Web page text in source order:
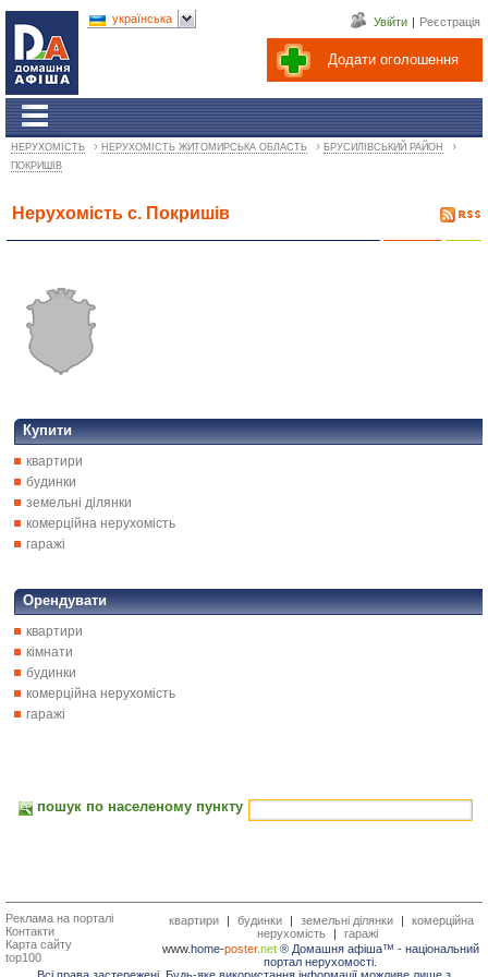
Додати оголошення
Увійти | Реєстрація
українська
НЕРУХОМІСТЬ › НЕРУХОМІСТЬ ЖИТОМИРСЬКА ОБЛАСТЬ › БРУСИЛІВСЬКИЙ РАЙОН ›
ПОКРИШІВ
Нерухомість с. Покришів
Купити
квартири
будинки
земельні ділянки
комерційна нерухомість
гаражі
Орендувати
квартири
кімнати
будинки
комерційна нерухомість
гаражі
пошук по населеному пункту
Реклама на порталі
Контакти
Карта сайту
top100
квартири | будинки | земельні ділянки |
комерційна
нерухомість
|
гаражі
www.home-poster.net® Домашня афіша™ - національний
портал нерухомості.